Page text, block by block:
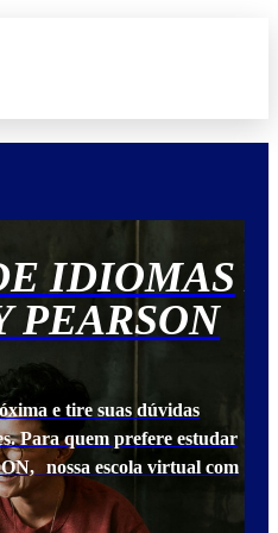
IDIOMAS
PEARSON
e tire suas dúvidas
Para quem prefere estudar
nossa escola virtual com